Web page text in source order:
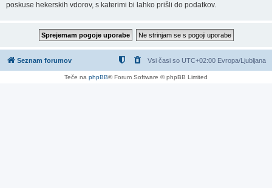
poskuse hekerskih vdorov, s katerimi bi lahko prišli do podatkov.
Seznam forumov Vsi časi so UTC+02:00 Evropa/Ljubljana
Teče na phpBB® Forum Software © phpBB Limited